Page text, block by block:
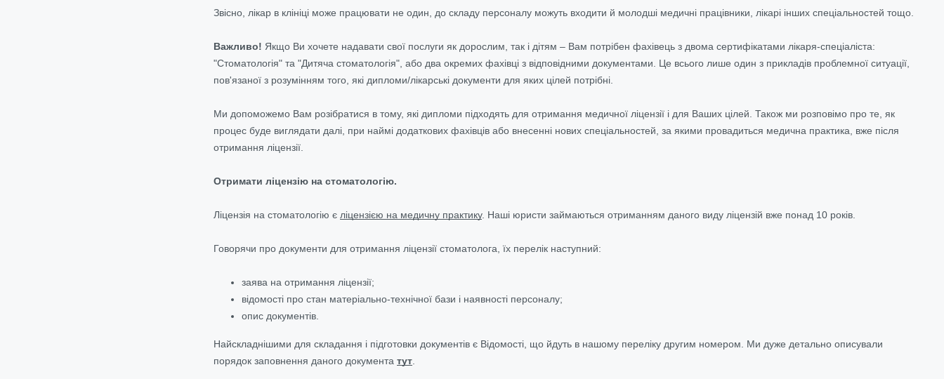
Звісно, лікар в клініці може працювати не один, до складу персоналу можуть входити й молодші медичні працівники, лікарі інших спеціальностей тощо.
Важливо! Якщо Ви хочете надавати свої послуги як дорослим, так і дітям – Вам потрібен фахівець з двома сертифікатами лікаря-спеціаліста:
"Стоматологія" та "Дитяча стоматологія", або два окремих фахівці з відповідними документами. Це всього лише один з прикладів проблемної ситуації,
пов'язаної з розумінням того, які дипломи/лікарські документи для яких цілей потрібні.
Ми допоможемо Вам розібратися в тому, які дипломи підходять для отримання медичної ліцензії і для Ваших цілей. Також ми розповімо про те, як
процес буде виглядати далі, при наймі додаткових фахівців або внесенні нових спеціальностей, за якими провадиться медична практика, вже після
отримання ліцензії.
Отримати ліцензію на стоматологію.
Ліцензія на стоматологію є ліцензією на медичну практику. Наші юристи займаються отриманням даного виду ліцензій вже понад 10 років.
Говорячи про документи для отримання ліцензії стоматолога, їх перелік наступний:
заява на отримання ліцензії;
відомості про стан матеріально-технічної бази і наявності персоналу;
опис документів.
Найскладнішими для складання і підготовки документів є Відомості, що йдуть в нашому переліку другим номером. Ми дуже детально описували
порядок заповнення даного документа тут